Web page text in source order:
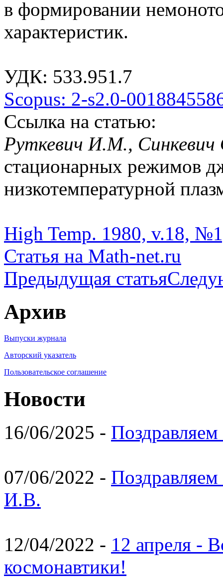
в формировании
характеристик.
УДК: 533.951.7
Scopus: 2-s2.0-
Ссылка на статью:
Руткевич И.М.,
стационарных режимов
низкотемпературной
High Temp. 1980, v.18,
Статья на Math-net.ru
Предыдущая статья
Архив
Выпуски журнала
Авторский указатель
Пользовательское соглашение
Новости
16/06/2025 -
07/06/2022 -
И.В.
12/04/2022 - 12 апреля -
космонавтики!